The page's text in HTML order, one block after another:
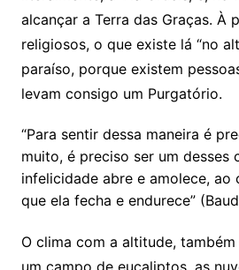
alcançar a Terra das Graças. À
religiosos, o que existe lá “no
paraíso, porque existem
levam consigo um Purgatório.
“Para sentir dessa maneira é
muito, é preciso ser um desses
infelicidade abre e amolece, ao
que ela fecha e endurece”
O clima com a altitude,
um campo de eucaliptos, as